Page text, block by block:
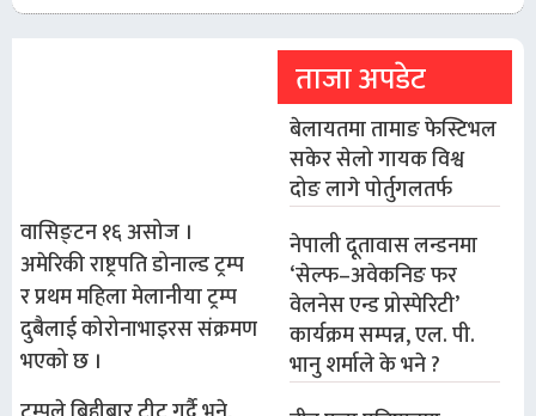
वासिङ्टन १६ असोज ।
अमेरिकी राष्ट्रपति डोनाल्ड ट्रम्प
र प्रथम महिला मेलानीया ट्रम्प
दुबैलाई कोरोनाभाइरस संक्रमण
भएको छ ।
ताजा अपडेट
बेलायतमा तामाङ फेस्टिभल
सकेर सेलो गायक विश्व
दोङ लागे पोर्तुगलतर्फ
नेपाली दूतावास लन्डनमा
‘सेल्फ–अवेकनिङ फर
वेलनेस एन्ड प्रोस्पेरिटी’
कार्यक्रम सम्पन्न, एल. पी.
भानु शर्माले के भने ?